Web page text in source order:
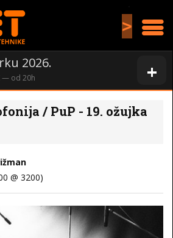
>
+
2026.
— od 20h
/ PuP - 19. ožujka
@ 3200)